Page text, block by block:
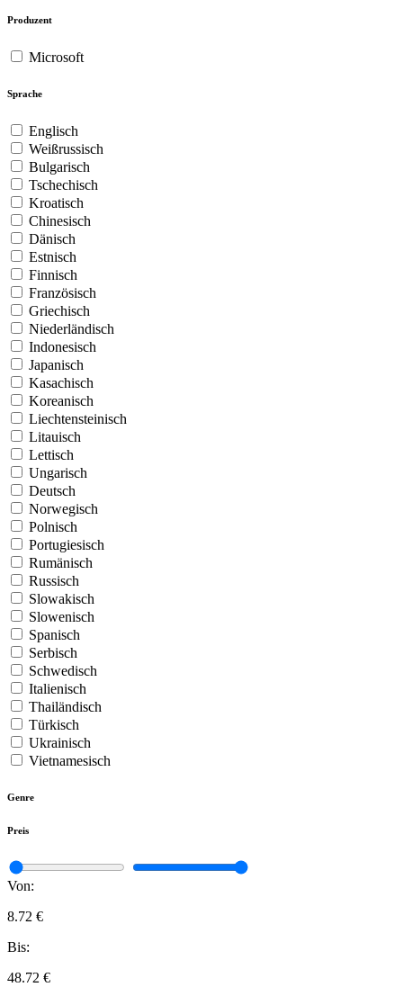
Produzent
Microsoft
Sprache
Englisch
Weißrussisch
Bulgarisch
Tschechisch
Kroatisch
Chinesisch
Dänisch
Estnisch
Finnisch
Französisch
Griechisch
Niederländisch
Indonesisch
Japanisch
Kasachisch
Koreanisch
Liechtensteinisch
Litauisch
Lettisch
Ungarisch
Deutsch
Norwegisch
Polnisch
Portugiesisch
Rumänisch
Russisch
Slowakisch
Slowenisch
Spanisch
Serbisch
Schwedisch
Italienisch
Thailändisch
Türkisch
Ukrainisch
Vietnamesisch
Genre
Preis
Von:
8.72 €
Bis:
48.72 €